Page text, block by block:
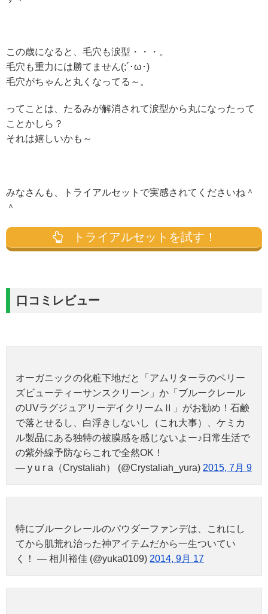
この歳になると、毛穴も涙型・・・。
毛穴も重力には勝てません(;´･ω･)
毛穴がちゃんと丸くなってる～。
ってことは、たるみが解消されて涙型から丸になったって
ことかしら？
それは嬉しいかも～
みなさんも、トライアルセットで実感されてくださいね＾
＾
トライアルセットを試す！
口コミレビュー
オーガニックの化粧下地だと「アムリターラのベリー
ズビューティーサンスクリーン」か「ブルークレール
のUVラグジュアリーデイクリームⅡ」がお勧め！石鹸
で落とせるし、白浮きしないし（これ大事）、ケミカ
ル製品にある独特の被膜感を感じないよー♪日常生活で
の紫外線予防ならこれで全然OK！
— y u r a（Crystaliah） (@Crystaliah_yura) 2015, 7月 9
特にブルークレールのパウダーファンデは、これにし
てから肌荒れ治った神アイテムだから一生ついてい
く！ — 相川裕佳 (@yuka0109) 2014, 9月 17